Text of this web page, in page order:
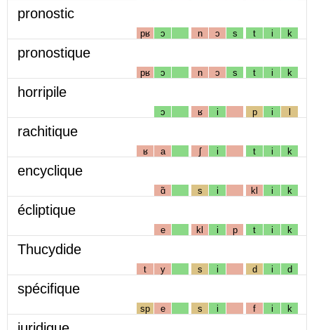
pronostic
pʁ ɔ n ɔ s t i k
pronostique
pʁ ɔ n ɔ s t i k
horripile
ɔ ʁ i p i l
rachitique
ʁ a ʃ i t i k
encyclique
ɑ̃ s i kl i k
écliptique
e kl i p t i k
Thucydide
t y s i d i d
spécifique
sp e s i f i k